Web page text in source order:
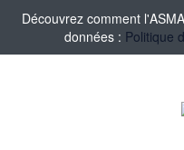
Découvrez comment
données : Politique